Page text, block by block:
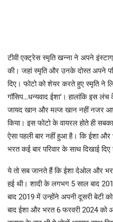
टीवी एक्ट्रेस स्मृति खन्ना ने अपने
की। जहां स्मृति और उनके दोस्त अपने
दिए। फोटो को शेयर करते हुए स्मृति ने
गॉसिप…धन्यवाद ईशा’। हालांकि इस
जायद खान और मल्ज खान नहीं नजर
किया। इस फोटो के वायरल होते ही
ऐसा पहली बार नहीं हुआ है। कि ईशा
भरत कई बार परिवार के साथ दिखाई दिए
ये तो सब जानते हैं कि ईशा देओल और
हई थी। शादी के लगभग 5 साल बाद
बाद 2019 में उन्होंने अपनी दूसरी बेटी
बाद ईशा और भरत 6 फरवरी 2024